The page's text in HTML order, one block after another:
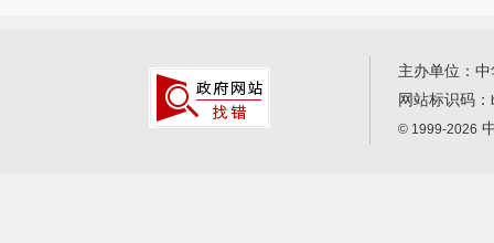
主办单位：
网站标识码：
© 1999-2026